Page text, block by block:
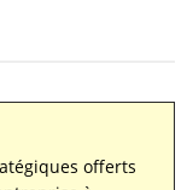
offerts